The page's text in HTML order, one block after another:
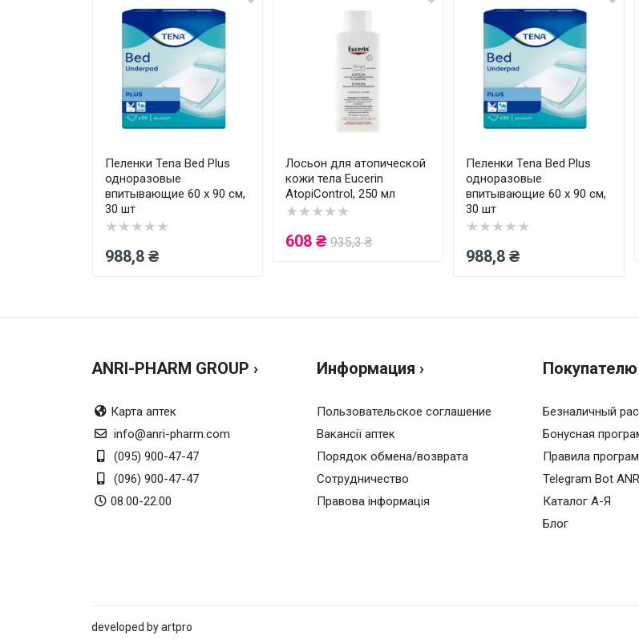
Пеленки Tena Bed Plus
одноразовые
впитывающие 60 x 90 см,
30 шт
★★★★★
988,8 ₴
Лосьон для атопической
кожи тела Eucerin
AtopiControl, 250 мл
★★★★★
608 ₴ 935,3 ₴
Пеленки Tena Bed Plus
одноразовые
впитывающие 60 x 90 см,
30 шт
★★★★★
988,8 ₴
ANRI-PHARM GROUP ›
Карта аптек
info@anri-pharm.com
(095) 900-47-47
(096) 900-47-47
08.00-22.00
Информация ›
Пользовательское соглашение
Вакансії аптек
Порядок обмена/возврата
Сотрудничество
Правова інформація
Покупателю
Безналичный
Бонусная
Правила
Telegram Bot
Каталог А-Я
Блог
developed by artpro